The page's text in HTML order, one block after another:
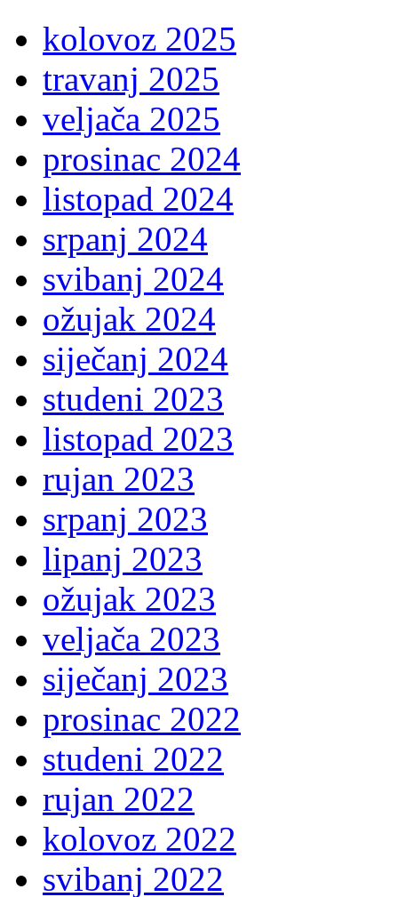
kolovoz 2025
travanj 2025
veljača 2025
prosinac 2024
listopad 2024
srpanj 2024
svibanj 2024
ožujak 2024
siječanj 2024
studeni 2023
listopad 2023
rujan 2023
srpanj 2023
lipanj 2023
ožujak 2023
veljača 2023
siječanj 2023
prosinac 2022
studeni 2022
rujan 2022
kolovoz 2022
svibanj 2022